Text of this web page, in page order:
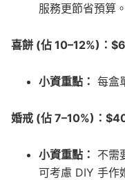
服務更節省預算。
喜餅 (佔 10–12%)：
小資重點： 每盒
婚戒 (佔 7–10%)：
小資重點： 不需
可考慮 DIY 手作